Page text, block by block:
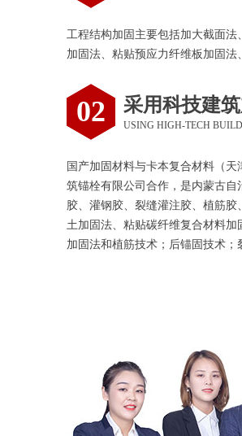
工程结构加固主要包括加大截面
加固法、粘贴预应力纤维板加固
02 采用科技建
USING HIGH-TECH
国产加固材料与卡本复合材料（
筑锚栓有限公司合作，是内蒙古
胶、灌钢胶、裂缝灌注胶、植筋
土加固法、粘贴碳纤维复合材料
加固法和植筋技术；后锚固技术；